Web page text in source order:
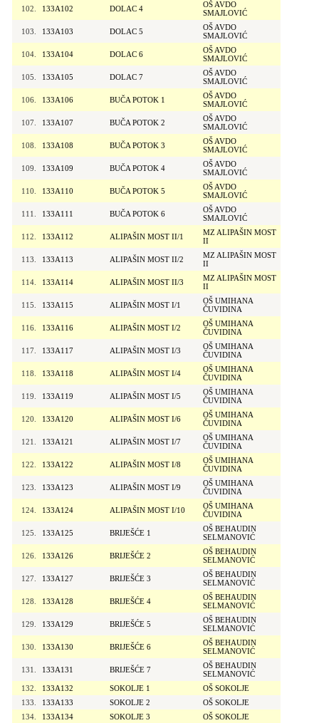
102. 133A102 DOLAC 4
OŠ AVDO
SMAJLOVIĆ
103. 133A103 DOLAC 5
OŠ AVDO
SMAJLOVIĆ
104. 133A104 DOLAC 6
OŠ AVDO
SMAJLOVIĆ
105. 133A105 DOLAC 7
OŠ AVDO
SMAJLOVIĆ
106. 133A106 BUČA POTOK 1
OŠ AVDO
SMAJLOVIĆ
107. 133A107 BUČA POTOK 2
OŠ AVDO
SMAJLOVIĆ
108. 133A108 BUČA POTOK 3
OŠ AVDO
SMAJLOVIĆ
109. 133A109 BUČA POTOK 4
OŠ AVDO
SMAJLOVIĆ
110. 133A110 BUČA POTOK 5
OŠ AVDO
SMAJLOVIĆ
111. 133A111 BUČA POTOK 6
OŠ AVDO
SMAJLOVIĆ
112. 133A112 ALIPAŠIN MOST II/1
MZ ALIPAŠIN MOST
II
113. 133A113 ALIPAŠIN MOST II/2
MZ ALIPAŠIN MOST
II
114. 133A114 ALIPAŠIN MOST II/3
MZ ALIPAŠIN MOST
II
115. 133A115 ALIPAŠIN MOST I/1
OŠ UMIHANA
ČUVIDINA
116. 133A116 ALIPAŠIN MOST I/2
OŠ UMIHANA
ČUVIDINA
117. 133A117 ALIPAŠIN MOST I/3
OŠ UMIHANA
ČUVIDINA
118. 133A118 ALIPAŠIN MOST I/4
OŠ UMIHANA
ČUVIDINA
119. 133A119 ALIPAŠIN MOST I/5
OŠ UMIHANA
ČUVIDINA
120. 133A120 ALIPAŠIN MOST I/6
OŠ UMIHANA
ČUVIDINA
121. 133A121 ALIPAŠIN MOST I/7
OŠ UMIHANA
ČUVIDINA
122. 133A122 ALIPAŠIN MOST I/8
OŠ UMIHANA
ČUVIDINA
123. 133A123 ALIPAŠIN MOST I/9
OŠ UMIHANA
ČUVIDINA
124. 133A124 ALIPAŠIN MOST I/10
OŠ UMIHANA
ČUVIDINA
125. 133A125 BRIJEŠĆE 1
OŠ BEHAUDIN
SELMANOVIĆ
126. 133A126 BRIJEŠĆE 2
OŠ BEHAUDIN
SELMANOVIĆ
127. 133A127 BRIJEŠĆE 3
OŠ BEHAUDIN
SELMANOVIĆ
128. 133A128 BRIJEŠĆE 4
OŠ BEHAUDIN
SELMANOVIĆ
129. 133A129 BRIJEŠĆE 5
OŠ BEHAUDIN
SELMANOVIĆ
130. 133A130 BRIJEŠĆE 6
OŠ BEHAUDIN
SELMANOVIĆ
131. 133A131 BRIJEŠĆE 7
OŠ BEHAUDIN
SELMANOVIĆ
132.
133A132 SOKOLJE 1
OŠ SOKOLJE
133.
133A133 SOKOLJE 2
OŠ SOKOLJE
134.
133A134 SOKOLJE 3
OŠ SOKOLJE